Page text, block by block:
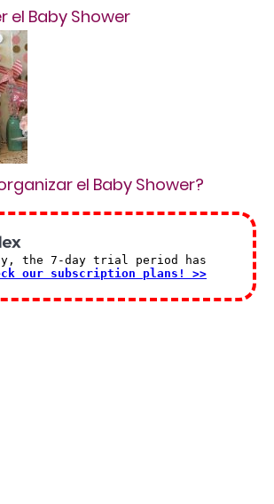
el Baby Shower
el Baby Shower?